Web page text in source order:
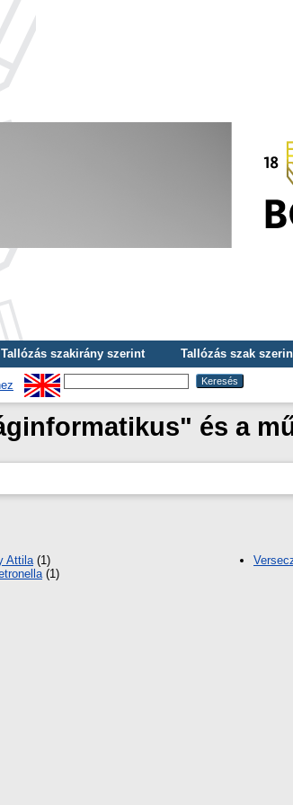
Tallózás szakirány szerint Tallózás szak
és a
Attila(1)
(1)